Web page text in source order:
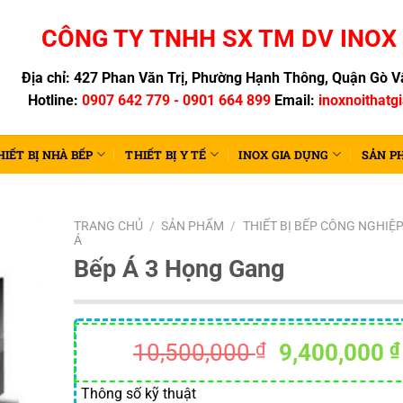
CÔNG TY TNHH SX TM DV
Địa chỉ: 427 Phan Văn Trị, Phường Hạnh Thông, Quận Gò
Hotline: 0907 642 779 - 0901 664 899 Email:
BỊ NHÀ BẾP THIẾT BỊ Y TẾ INOX GIA DỤNG SẢN
TRANG CHỦ / SẢN PHẨM / THIẾT BỊ BẾP CÔNG NGHIỆP
Á
Bếp Á 3 Họng Gang
10,500,000₫
Giá
gốc
9,400,000 ₫
Thông số kỹ thuật